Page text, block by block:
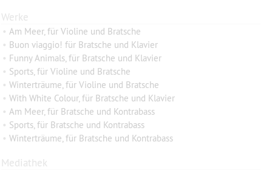
Werke
• Am Meer, für Violine und Bratsche
• Buon viaggio! für Bratsche und Klavier
• Funny Animals, für Bratsche und Klavier
• Sports, für Violine und Bratsche
• Winterträume, für Violine und Bratsche
• With White Colour, für Bratsche und Klavier
• Am Meer, für Bratsche und Kontrabass
• Sports, für Bratsche und Kontrabass
• Winterträume, für Bratsche und Kontrabass
Mediathek